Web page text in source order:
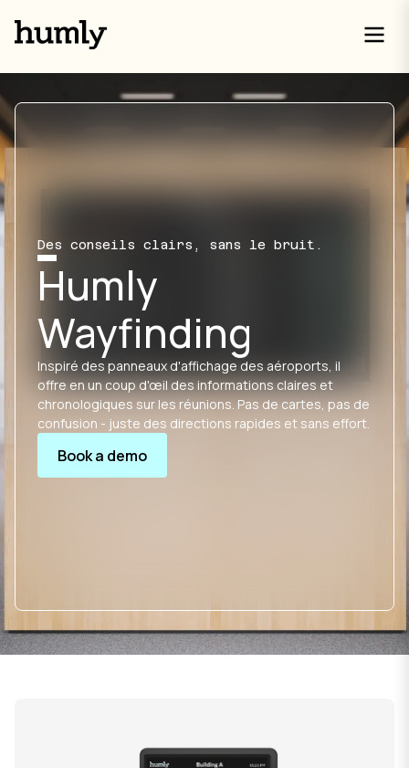
Des conseils clairs, sans le bruit.
Humly
Wayfinding
Inspiré des panneaux d'affichage des aéroports, il
offre en un coup d'œil des informations claires et
chronologiques sur les réunions. Pas de cartes, pas de
confusion - juste des directions rapides et sans effort.
Book a demo